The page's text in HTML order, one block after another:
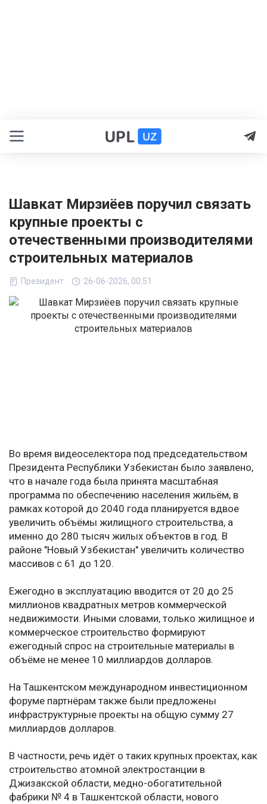
Шавкат Мирзиёев поручил связать
крупные проекты с
отечественными производителями
строительных материалов
Президент 26-06-2026, 00:51
Во время видеоселектора под председательством
Президента Республики Узбекистан было заявлено,
что в начале года была принята масштабная
программа по обеспечению населения жильём, в
рамках которой до 2040 года планируется вдвое
увеличить объёмы жилищного строительства, а
именно до 280 тысяч жилых объектов в год. В
районе "Новый Узбекистан" увеличить количество
массивов с 61 до 120.
Ежегодно в эксплуатацию вводится от 20 до 25
миллионов квадратных метров коммерческой
недвижимости. Иными словами, только жилищное и
коммерческое строительство формируют
ежегодный спрос на строительные материалы в
объёме не менее 10 миллиардов долларов.
На Ташкентском международном инвестиционном
форуме партнёрам также были предложены
инфраструктурные проекты на общую сумму 27
миллиардов долларов.
В частности, речь идёт о таких крупных проектах, как
строительство атомной электростанции в
Джизакской области, медно-обогатительной
фабрики № 4 в Ташкентской области, нового